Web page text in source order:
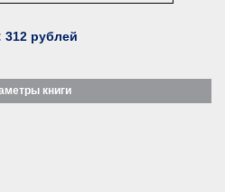
312 рублей
книги